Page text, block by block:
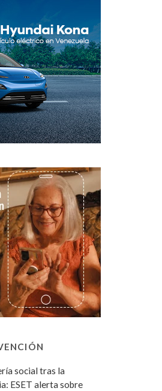
social tras la
ESET alerta sobre